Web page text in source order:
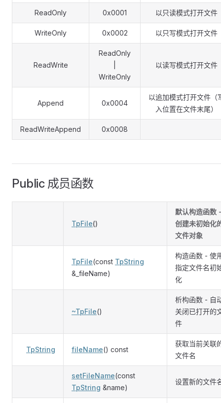
ReadOnly 0x0001 以只读模式打开文件
WriteOnly 0x0002 以只写模式打开文件
ReadWrite
ReadOnly
WriteOnly
以读写模式打开文件
Append 0x0004
以追加模式打开文件（
入位置在文件末尾）
ReadWriteAppend 0x0008
Public 成员函数
TpFile()
默认构造函数
创建未初始化
文件对象
TpFile(const TpString
&_fileName)
构造函数 - 使
指定文件名初
化
~TpFile()
析构函数 - 自
关闭已打开的
件
TpString fileName() const
获取当前关联
文件名
setFileName(const
TpString &name)
设置新的文件